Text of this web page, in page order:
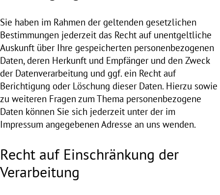
Sie haben im Rahmen der geltenden gesetzlichen
Bestimmungen jederzeit das Recht auf unentgeltliche
Auskunft über Ihre gespeicherten personenbezogenen
Daten, deren Herkunft und Empfänger und den Zweck
der Datenverarbeitung und ggf. ein Recht auf
Berichtigung oder Löschung dieser Daten. Hierzu sowie
zu weiteren Fragen zum Thema personenbezogene
Daten können Sie sich jederzeit unter der im
Impressum angegebenen Adresse an uns wenden.
Recht auf Einschränkung der
Verarbeitung